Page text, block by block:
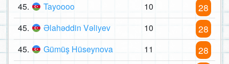
45. Tayoooo 10 28
45. Əlahəddin Vəliyev 10 28
45. Gümüş Hüseynova 11 28